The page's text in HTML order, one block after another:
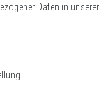
Daten in unserer